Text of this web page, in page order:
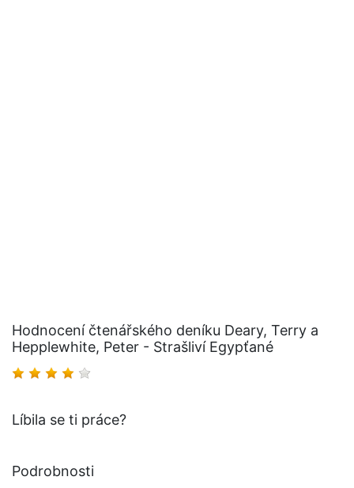
Hodnocení čtenářského deníku Deary, Terry a
Hepplewhite, Peter - Strašliví Egypťané
Líbila se ti práce?
Podrobnosti